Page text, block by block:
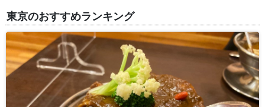
東京のおすすめランキング